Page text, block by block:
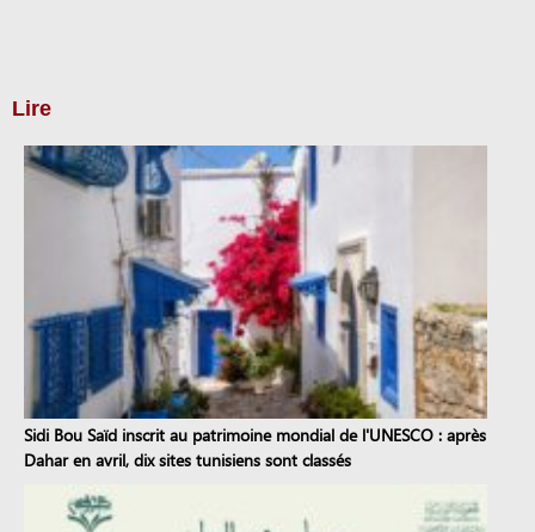
Lire
Sidi Bou Saïd inscrit au patrimoine mondial de l'UNESCO : après
Dahar en avril, dix sites tunisiens sont classés